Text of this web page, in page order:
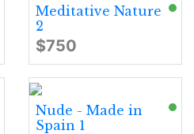
Meditative Nature
2
$750
Nude - Made in
Spain 1